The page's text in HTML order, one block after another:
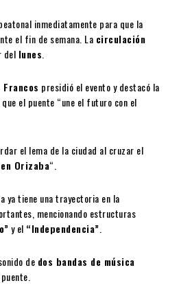
inmediatamente para que la
el fin de semana. La circulación
del lunes.
Francos presidió el evento y destacó la
el puente “une el futuro con el
el lema de la ciudad al cruzar el
Orizaba“.
ya tiene una trayectoria en la
mencionando estructuras
y el “Independencia”.
de dos bandas de música